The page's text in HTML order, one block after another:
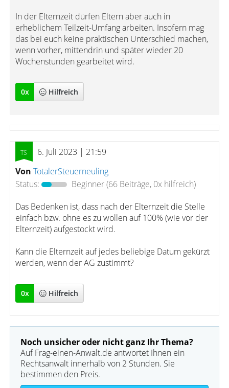
In der Elternzeit dürfen Eltern aber auch in
erheblichem Teilzeit-Umfang arbeiten. Insofern mag
das bei euch keine praktischen Unterschied machen,
wenn vorher, mittendrin und später wieder 20
Wochenstunden gearbeitet wird.
0x Hilfreich
6. Juli 2023 | 21:59
Von TotalerSteuerneuling
Status:
Beginner(66 Beiträge, 0x hilfreich)
Das Bedenken ist, dass nach der Elternzeit die Stelle
einfach bzw. ohne es zu wollen auf 100% (wie vor der
Elternzeit) aufgestockt wird.
Kann die Elternzeit auf jedes beliebige Datum gekürzt
werden, wenn der AG zustimmt?
0x Hilfreich
Noch unsicher oder nicht ganz Ihr Thema?
Auf Frag-einen-Anwalt.de antwortet Ihnen ein
Rechtsanwalt innerhalb von 2 Stunden. Sie
bestimmen den Preis.